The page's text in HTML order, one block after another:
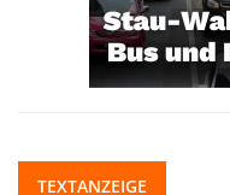
TEXTANZEIGE